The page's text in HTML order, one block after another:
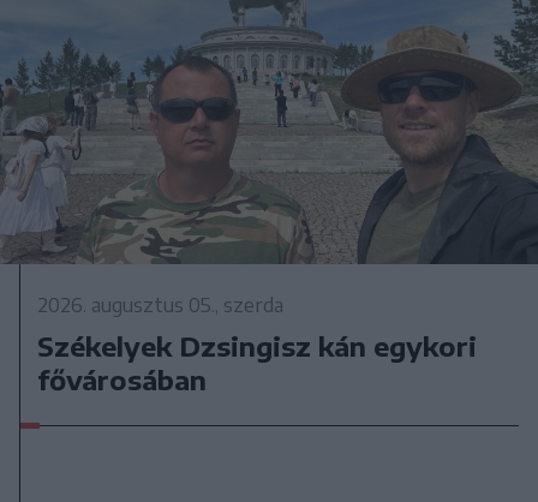
2026. augusztus 05., szerda
Székelyek Dzsingisz kán egykori
fővárosában